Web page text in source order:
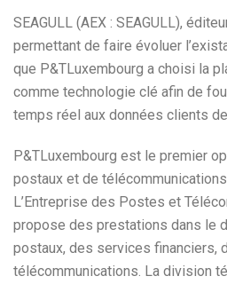
SEAGULL (AEX : SEAGULL),
permettant de faire évoluer
que P&TLuxembourg a choisi la
comme technologie clé afin de
temps réel aux données clients
P&TLuxembourg est le premier
postaux et de
L’Entreprise des Postes et
propose des prestations dans le
postaux, des services financiers,
télécommunications. La division